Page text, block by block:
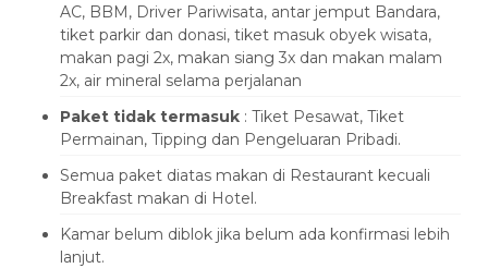
AC, BBM, Driver Pariwisata, antar jemput Bandara,
tiket parkir dan donasi, tiket masuk obyek wisata,
makan pagi 2x, makan siang 3x dan makan malam
2x, air mineral selama perjalanan
Paket tidak termasuk : Tiket Pesawat, Tiket
Permainan, Tipping dan Pengeluaran Pribadi.
Semua paket diatas makan di Restaurant kecuali
Breakfast makan di Hotel.
Kamar belum diblok jika belum ada konfirmasi lebih
lanjut.